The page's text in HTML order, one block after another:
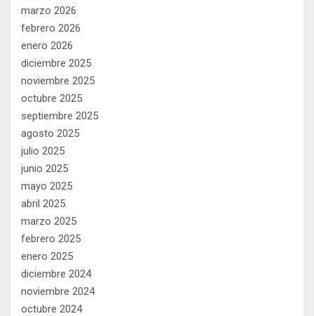
marzo 2026
febrero 2026
enero 2026
diciembre 2025
noviembre 2025
octubre 2025
septiembre 2025
agosto 2025
julio 2025
junio 2025
mayo 2025
abril 2025
marzo 2025
febrero 2025
enero 2025
diciembre 2024
noviembre 2024
octubre 2024